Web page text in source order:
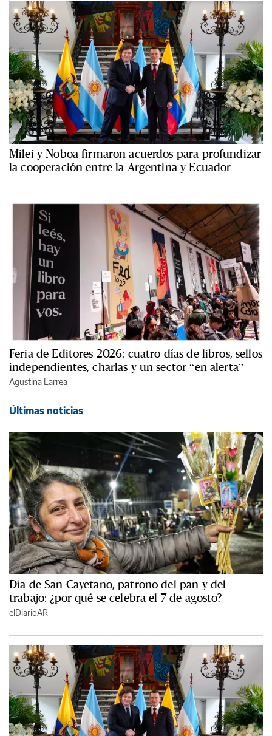
Milei y Noboa firmaron acuerdos para profundizar
la cooperación entre la Argentina y Ecuador
Feria de Editores 2026: cuatro días de libros, sellos
independientes, charlas y un sector “en alerta”
Agustina Larrea
Últimas noticias
Día de San Cayetano, patrono del pan y del
trabajo: ¿por qué se celebra el 7 de agosto?
elDiarioAR